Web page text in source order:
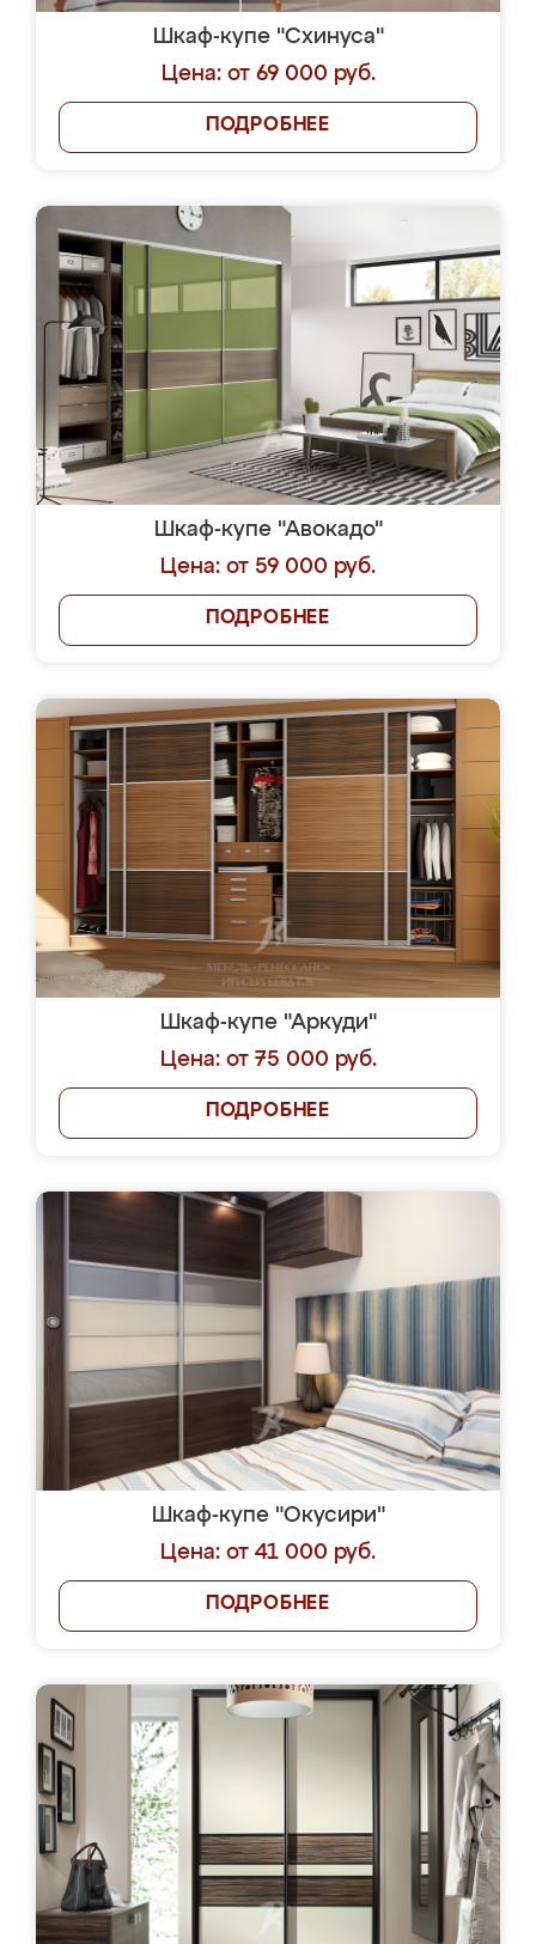
Шкаф-купе "Схинуса"
Цена: от 69 000 руб.
ПОДРОБНЕЕ
Шкаф-купе "Авокадо"
Цена: от 59 000 руб.
ПОДРОБНЕЕ
Шкаф-купе "Аркуди"
Цена: от 75 000 руб.
ПОДРОБНЕЕ
Шкаф-купе "Окусири"
Цена: от 41 000 руб.
ПОДРОБНЕЕ